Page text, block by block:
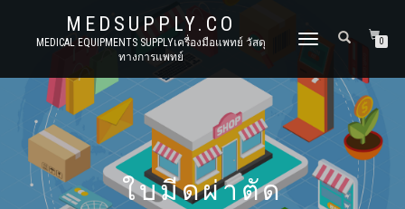
MEDSUPPLY.CO
MEDICAL EQUIPMENTS SUPPLYเครื่องมือแพทย์ วัสดุ
ทางการแพทย์
TOGGLE
0
ใบมีดผ่าตัด